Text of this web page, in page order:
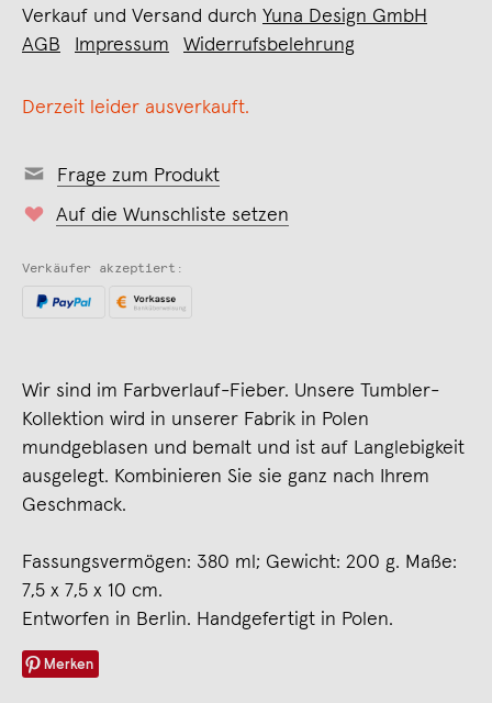
Verkauf und Versand durch Yuna Design GmbH
AGB
Impressum Widerrufsbelehrung
Derzeit leider ausverkauft.
Frage zum Produkt
Auf die Wunschliste setzen
Verkäufer akzeptiert:
Wir sind im Farbverlauf-Fieber. Unsere Tumbler-
Kollektion wird in unserer Fabrik in Polen
mundgeblasen und bemalt und ist auf Langlebigkeit
ausgelegt. Kombinieren Sie sie ganz nach Ihrem
Geschmack.
Fassungsvermögen: 380 ml; Gewicht: 200 g. Maße:
7,5 x 7,5 x 10 cm.
Entworfen in Berlin. Handgefertigt in Polen.
Merken